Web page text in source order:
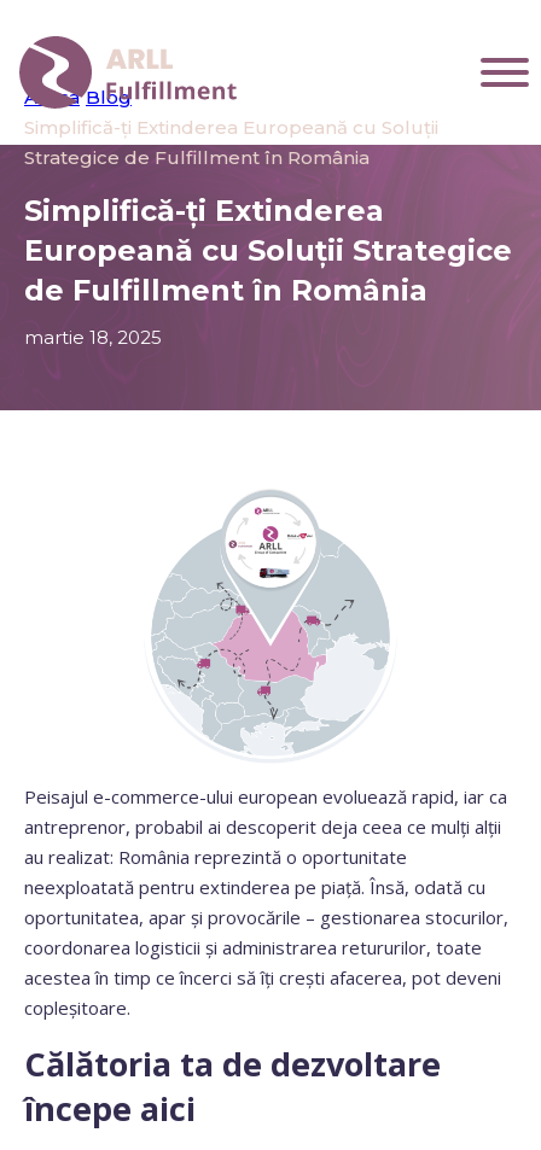
Acasa/Blog/
Simplifică-ți Extinderea Europeană cu Soluții
Strategice de Fulfillment în România
Simplifică-ți Extinderea
Europeană cu Soluții Strategice
de Fulfillment în România
martie 18, 2025
Peisajul e-commerce-ului european evoluează rapid, iar ca
antreprenor, probabil ai descoperit deja ceea ce mulți alții
au realizat: România reprezintă o oportunitate
neexploatată pentru extinderea pe piață. Însă, odată cu
oportunitatea, apar și provocările – gestionarea stocurilor,
coordonarea logisticii și administrarea retururilor, toate
acestea în timp ce încerci să îți crești afacerea, pot deveni
copleșitoare.
Călătoria ta de dezvoltare
începe aici